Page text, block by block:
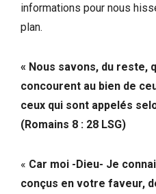
informations pour nous
plan.
« Nous savons, du reste,
concourent au bien de
ceux qui sont appelés
(Romains 8 : 28 LSG)
« Car moi -Dieu- Je
conçus en votre faveur,